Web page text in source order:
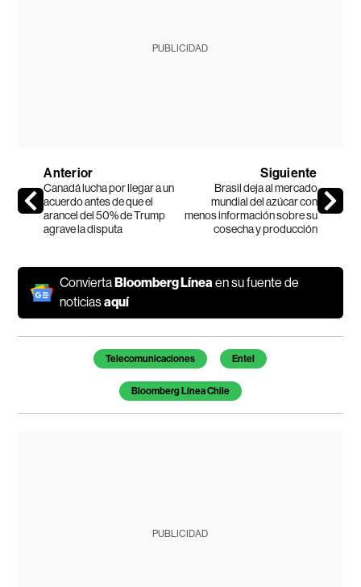
PUBLICIDAD
Anterior
Canadá lucha por llegar a un
acuerdo antes de que el
arancel del 50% de Trump
agrave la disputa
Siguiente
Brasil deja al mercado
mundial del azúcar con
menos información sobre su
cosecha y producción
ConviertaBloomberg Líneaen su fuente de
noticiasaquí
Temas de este artículo
Telecomunicaciones Entel
Bloomberg Línea Chile
PUBLICIDAD